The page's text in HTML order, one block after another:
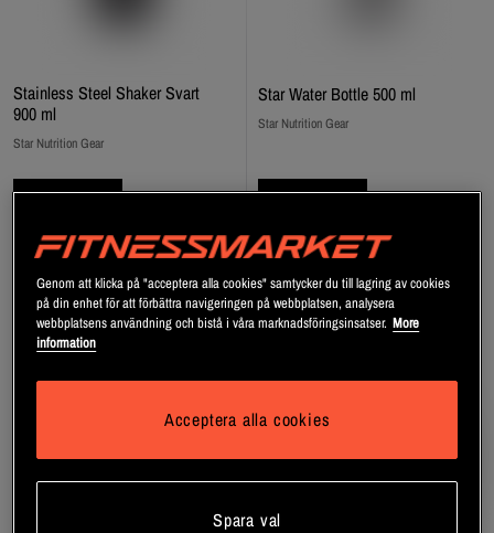
Stainless Steel Shaker Svart
900 ml
Star Nutrition Gear
Bli medlem
Star Water Bottle 500 ml
Star Nutrition Gear
Bli medlem
Genom att klicka på "acceptera alla cookies" samtycker du till lagring av cookies
på din enhet för att förbättra navigeringen på webbplatsen, analysera
webbplatsens användning och bistå i våra marknadsföringsinsatser. More
information
Acceptera alla cookies
Spara val